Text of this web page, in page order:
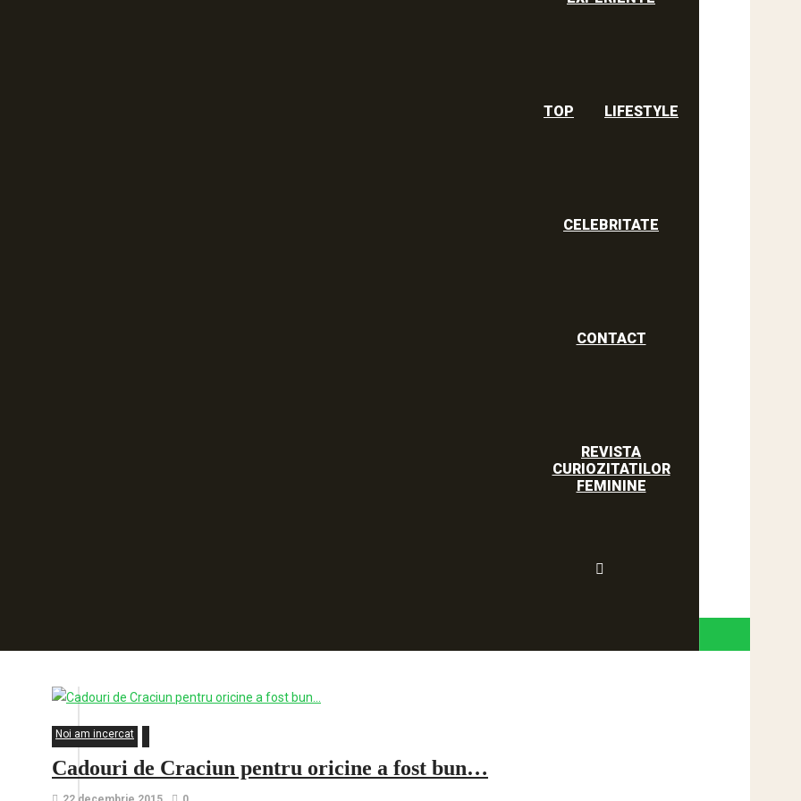
TOP LIFESTYLE
CELEBRITATE
CONTACT
REVISTA
CURIOZITATILOR
FEMININE
Noi am incercat
Cadouri de Craciun pentru oricine a fost bun…